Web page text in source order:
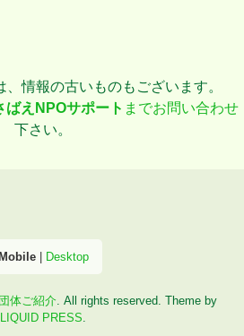
情報の古いものもございます。
ばえNPOサポート までお問い合わせ
下さい。
Mobile| Desktop
体ご紹介 . All rights reserved. Theme by
LIQUID PRESS